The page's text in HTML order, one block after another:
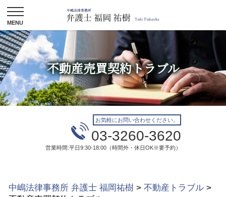
不動産売買契約トラブル
お気軽にお問い合わせください。
03-3260-3620
営業時間:平日9:30-18:00（時間外・休日OK※要予約）
中嶋法律事務所 弁護士 福岡祐樹 > 不動産トラブル >